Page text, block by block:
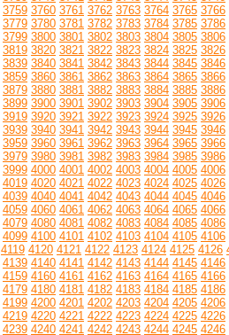
3759 3760 3761 3762 3763 3764 3765 3766
3779 3780 3781 3782 3783 3784 3785 3786
3799 3800 3801 3802 3803 3804 3805 3806
3819 3820 3821 3822 3823 3824 3825 3826
3839 3840 3841 3842 3843 3844 3845 3846
3859 3860 3861 3862 3863 3864 3865 3866
3879 3880 3881 3882 3883 3884 3885 3886
3899 3900 3901 3902 3903 3904 3905 3906
3919 3920 3921 3922 3923 3924 3925 3926
3939 3940 3941 3942 3943 3944 3945 3946
3959 3960 3961 3962 3963 3964 3965 3966
3979 3980 3981 3982 3983 3984 3985 3986
3999 4000 4001 4002 4003 4004 4005 4006
4019 4020 4021 4022 4023 4024 4025 4026
4039 4040 4041 4042 4043 4044 4045 4046
4059 4060 4061 4062 4063 4064 4065 4066
4079 4080 4081 4082 4083 4084 4085 4086
4099 4100 4101 4102 4103 4104 4105 4106
4119 4120 4121 4122 4123 4124 4125 4126
4139 4140 4141 4142 4143 4144 4145 4146
4159 4160 4161 4162 4163 4164 4165 4166
4179 4180 4181 4182 4183 4184 4185 4186
4199 4200 4201 4202 4203 4204 4205 4206
4219 4220 4221 4222 4223 4224 4225 4226
4239 4240 4241 4242 4243 4244 4245 4246